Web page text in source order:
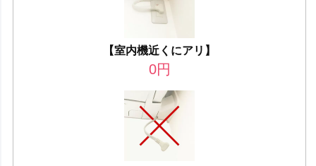
【室内機近くにアリ】
0円